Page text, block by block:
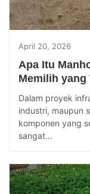
April 20, 2026
Apa Itu
Memilih yang
Dalam proyek
industri, maupun
komponen yang
sangat...